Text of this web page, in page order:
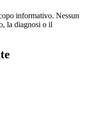
informativo. Nessun
la diagnosi o il